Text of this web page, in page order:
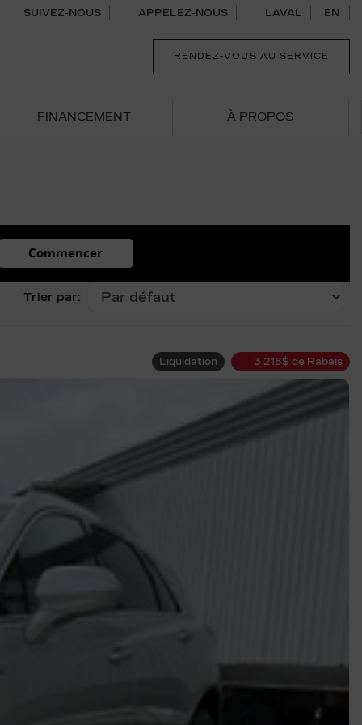
SUIVEZ-NOUS APPELEZ-NOUS LAVAL EN
RENDEZ-VOUS AU SERVICE
FINANCEMENT À PROPOS
Commencer
Trier par:
Liquidation 3 218$ de Rabais